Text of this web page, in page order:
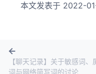
本文发表于 2022-
【聊天记录】关于敏感词、
词与网络简写词的讨论